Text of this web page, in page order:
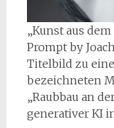
„Kunst aus
Prompt by
Titelbild zu
bezeichneten
„Raubbau an
generativer KI